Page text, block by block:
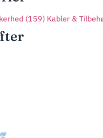
(159) Kabler &